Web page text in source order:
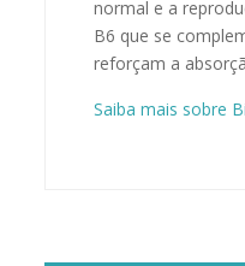
normal e a
B6 que se
reforçam a
Saiba mais sobre